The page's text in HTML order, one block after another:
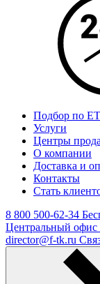
Подбор по
Услуги
Центры
О компании
Доставка и
Контакты
Стать
8 800 500-62-34
Центральный
director@f-tk.ru